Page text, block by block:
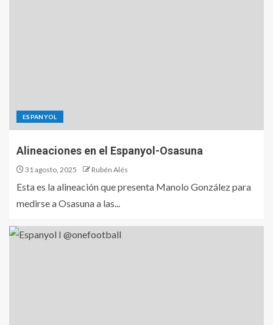
ESPANYOL
Alineaciones en el Espanyol-Osasuna
31 agosto, 2025 Rubén Alés
Esta es la alineación que presenta Manolo González para
medirse a Osasuna a las...